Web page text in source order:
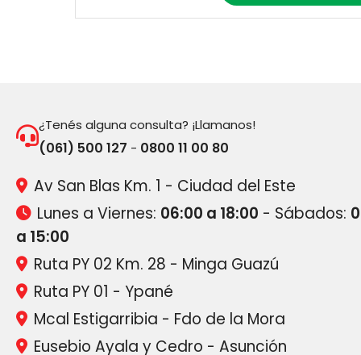
¿Tenés alguna consulta? ¡Llamanos!
(061) 500 127 - 0800 11 00 80
Av San Blas Km. 1 - Ciudad del Este
Lunes a Viernes: 06:00 a 18:00 - Sábados:
a 15:00
Ruta PY 02 Km. 28 - Minga Guazú
Ruta PY 01 - Ypané
Mcal Estigarribia - Fdo de la Mora
Eusebio Ayala y Cedro - Asunción